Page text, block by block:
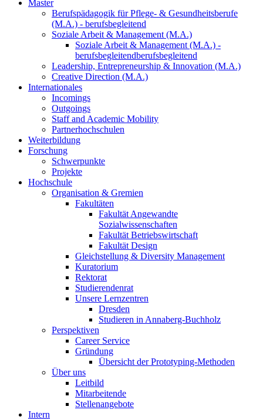
Master
Berufspädagogik für Pflege- & Gesundheitsberufe
(M.A.) - berufsbegleitend
Soziale Arbeit & Management (M.A.)
Soziale Arbeit & Management (M.A.) -
berufsbegleitendberufsbegleitend
Leadership, Entrepreneurship & Innovation (M.A.)
Creative Direction (M.A.)
Internationales
Incomings
Outgoings
Staff and Academic Mobility
Partnerhochschulen
Weiterbildung
Forschung
Schwerpunkte
Projekte
Hochschule
Organisation & Gremien
Fakultäten
Fakultät Angewandte
Sozialwissenschaften
Fakultät Betriebswirtschaft
Fakultät Design
Gleichstellung & Diversity Management
Kuratorium
Rektorat
Studierendenrat
Unsere Lernzentren
Dresden
Studieren in Annaberg-Buchholz
Perspektiven
Career Service
Gründung
Übersicht der Prototyping-Methoden
Über uns
Leitbild
Mitarbeitende
Stellenangebote
Intern